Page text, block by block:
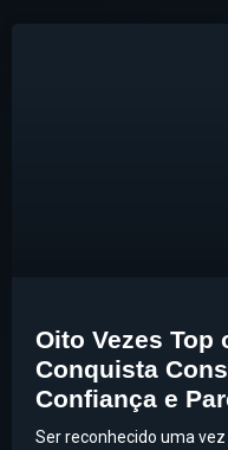
Oito Vezes Top
Conquista
Confiança e
Ser reconhecido uma